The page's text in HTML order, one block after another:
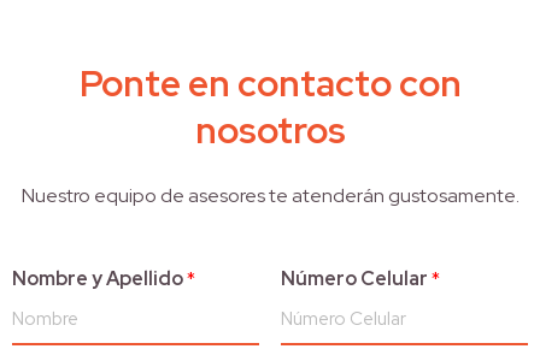
Ponte en contacto con
nosotros
Nuestro equipo de asesores te atenderán gustosamente.
Nombre y Apellido* Número Celular*